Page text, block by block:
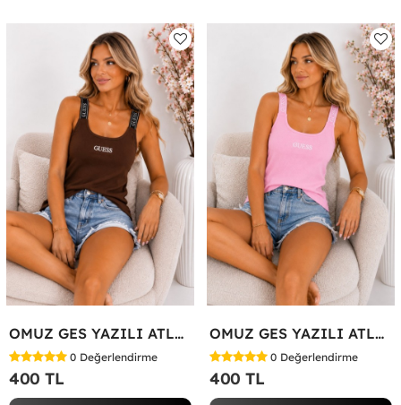
OMUZ GES YAZILI ATLET Acı Kahve
0 Değerlendirme
400 TL
OMUZ GES YAZILI ATLET Pembe
0 Değerlendirme
400 TL